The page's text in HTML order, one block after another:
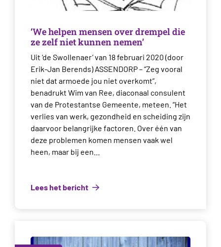
‘We helpen mensen over drempel die
ze zelf niet kunnen nemen’
Uit ‘de Swollenaer’ van 18 februari 2020 (door
Erik-Jan Berends) ASSENDORP – “Zeg vooral
niet dat armoede jou niet overkomt”,
benadrukt Wim van Ree, diaconaal consulent
van de Protestantse Gemeente, meteen. “Het
verlies van werk, gezondheid en scheiding zijn
daarvoor belangrijke factoren. Over één van
deze problemen komen mensen vaak wel
heen, maar bij een…
Lees het bericht